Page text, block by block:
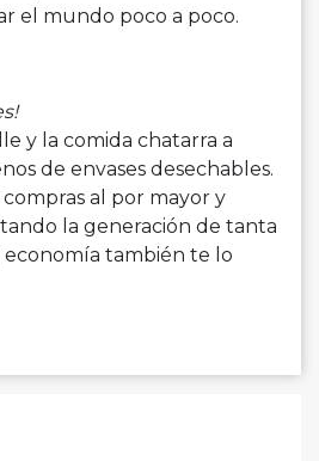
el mundo poco a poco.
y la comida chatarra a
de envases desechables.
al por mayor y
la generación de tanta
economía también te lo